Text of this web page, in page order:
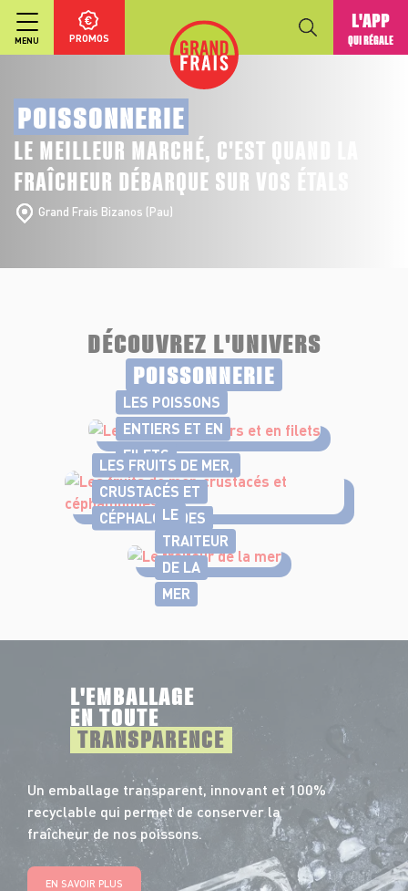
MENU PROMOS
L'APP
QUI RÉGALE
POISSONNERIE
LE MEILLEUR MARCHÉ, C'EST QUAND LA
FRAÎCHEUR DÉBARQUE SUR VOS ÉTALS
Grand Frais Bizanos (Pau)
DÉCOUVREZ L'UNIVERS
POISSONNERIE
LES POISSONS
ENTIERS ET EN
FILETS
LES FRUITS DE MER,
CRUSTACÉS ET
CÉPHALOPODES
LE
TRAITEUR
DE LA
MER
L'EMBALLAGE
EN TOUTE
TRANSPARENCE
Un emballage transparent, innovant et 100%
recyclable qui permet de conserver la
fraîcheur de nos poissons.
EN SAVOIR PLUS